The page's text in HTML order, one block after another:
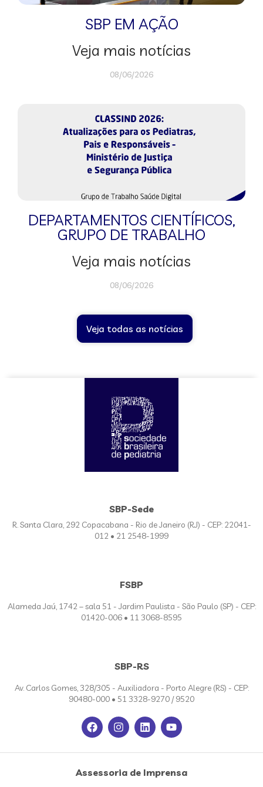
SBP EM AÇÃO
Veja mais notícias
08/06/2026
DEPARTAMENTOS CIENTÍFICOS,
GRUPO DE TRABALHO
Veja mais notícias
08/06/2026
Veja todas as notícias
SBP-Sede
R. Santa Clara, 292 Copacabana - Rio de Janeiro (RJ) - CEP: 22041-
012 • 21 2548-1999
FSBP
Alameda Jaú, 1742 – sala 51 - Jardim Paulista - São Paulo (SP) - CEP:
01420-006 • 11 3068-8595
SBP-RS
Av. Carlos Gomes, 328/305 - Auxiliadora - Porto Alegre (RS) - CEP:
90480-000 • 51 3328-9270 / 9520
Assessoria de Imprensa